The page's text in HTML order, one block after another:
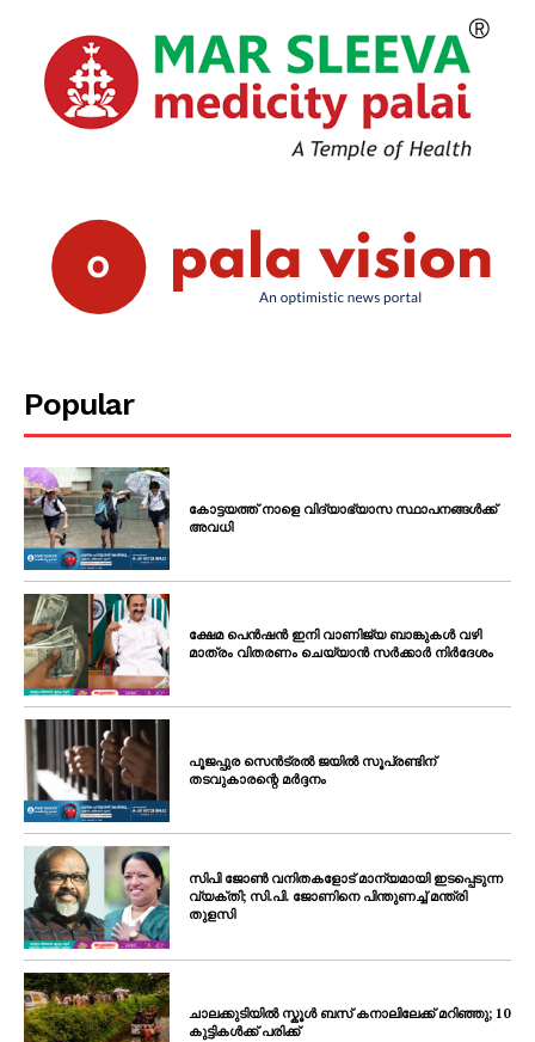
Popular
കോട്ടയത്ത് നാളെ വിദ്യാഭ്യാസ സ്ഥാപനങ്ങൾക്ക്
അവധി
ക്ഷേമ പെൻഷൻ ഇനി വാണിജ്യ ബാങ്കുകൾ വഴി
മാത്രം വിതരണം ചെയ്യാൻ സർക്കാർ നിർദേശം
പൂജപ്പുര സെൻട്രൽ ജയിൽ സൂപ്രണ്ടിന്
തടവുകാരന്റെ മർദ്ദനം
സിപി ജോൺ വനിതകളോട് മാന്യമായി ഇടപ്പെടുന്ന
വ്യക്തി; സി.പി. ജോണിനെ പിന്തുണച്ച് മന്ത്രി
തുളസി
ചാലക്കുടിയിൽ സ്കൂൾ ബസ് കനാലിലേക്ക് മറിഞ്ഞു; 10
കുട്ടികൾക്ക് പരിക്ക്